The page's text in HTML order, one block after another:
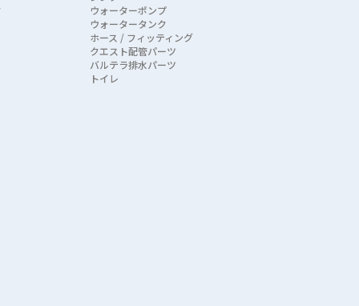
ウォーターポンプ
ウォータータンク
ホース / フィッティング
クエスト配管パーツ
バルテラ排水パーツ
トイレ